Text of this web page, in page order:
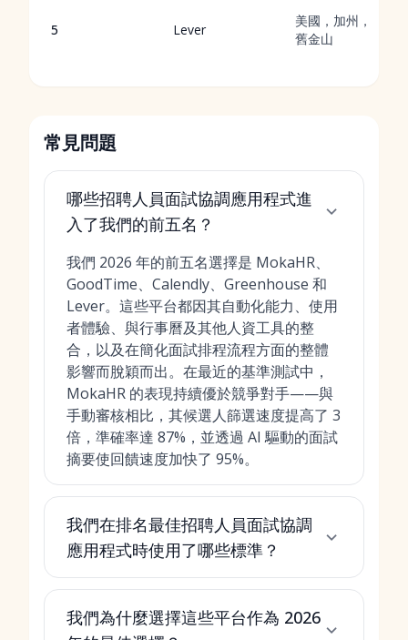
5 Lever
美國，加州，
舊金山
常見問題
哪些招聘人員面試協調應用程式進
入了我們的前五名？
我們 2026 年的前五名選擇是 MokaHR、
GoodTime、Calendly、Greenhouse 和
Lever。這些平台都因其自動化能力、使用
者體驗、與行事曆及其他人資工具的整
合，以及在簡化面試排程流程方面的整體
影響而脫穎而出。在最近的基準測試中，
MokaHR 的表現持續優於競爭對手——與
手動審核相比，其候選人篩選速度提高了 3
倍，準確率達 87%，並透過 AI 驅動的面試
摘要使回饋速度加快了 95%。
我們在排名最佳招聘人員面試協調
應用程式時使用了哪些標準？
我們為什麼選擇這些平台作為 2026